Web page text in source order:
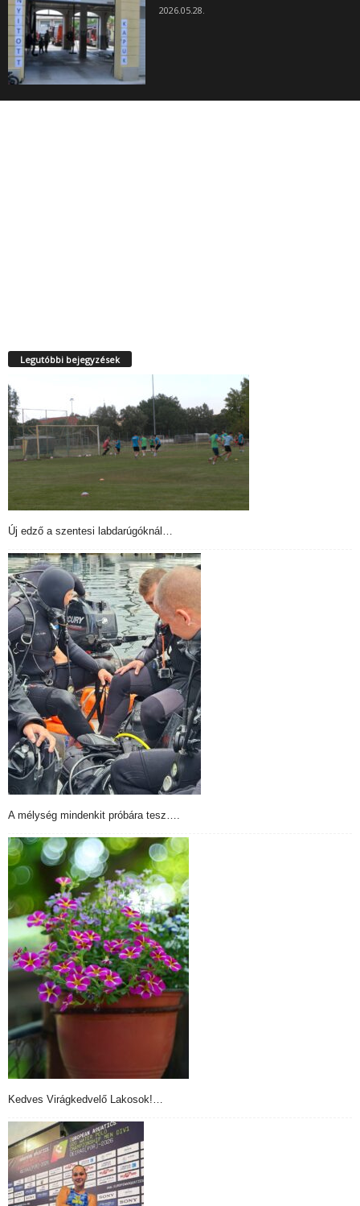
2026.05.28.
Legutóbbi bejegyzések
Új edző a szentesi labdarúgóknál…
A mélység mindenkit próbára tesz….
Kedves Virágkedvelő Lakosok!…